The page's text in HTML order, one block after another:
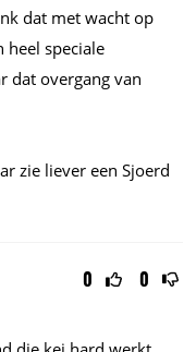
dat met wacht op
heel speciale
dat overgang van
zie liever een Sjoerd
0 0